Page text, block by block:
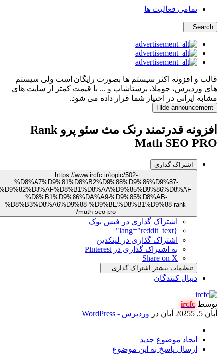
تمامی فعالیت ها
Search...
و افزونه اکثر سیستم ها بصورت رایگان است ولی سیستم
وردپرس، جوملا، پرستاشاپ و ... با قیمت کمتر از سایت های
ایرانی در اختیار شما قرار داده می شود.
Hide announcement
افزونه قدرتمند رنک مث سئو پرو Rank
Math SEO
اشتراک گذاری
https://www.ircfc.ir/topic/502-
%D8%A7%D9%81%D8%B2%D9%88%D9%86%D9%87-
%D9%82%D8%AF%D8%B1%D8%AA%D9%85%D9%86%D8%AF-
%D8%B1%D9%86%DA%A9-%D9%85%D8%AB-
%D8%B3%D8%A6%D9%88-%D9%BE%D8%B1%D9%88-rank-
math-seo-pro/
اشتراک گذاری در فیس بوک
اشتراک گذاری در لینکدین
به اشتراک گذاری در Pinterest
Share on X
تنظیمات بیشتر اشتراک گذاری ...
دنبال کنندگان
ircfc
5, 2025
5 آبان دروردپرس - WordPress
ایجاد موضوع جدید
ارسال پاسخ به این موضوع